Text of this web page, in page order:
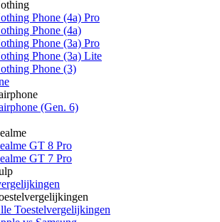
Phone (4a) Pro
Phone (4a)
Phone (3a) Pro
Phone (3a) Lite
Phone (3)
(Gen. 6)
GT 8 Pro
GT 7 Pro
Toestelvergelijkingen